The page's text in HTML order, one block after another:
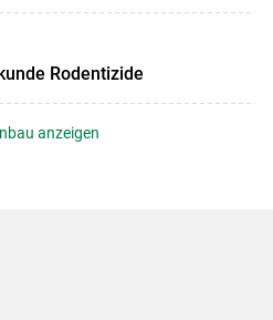
Rodentizide
anzeigen